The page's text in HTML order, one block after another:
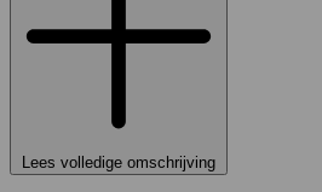
Lees volledige omschrijving